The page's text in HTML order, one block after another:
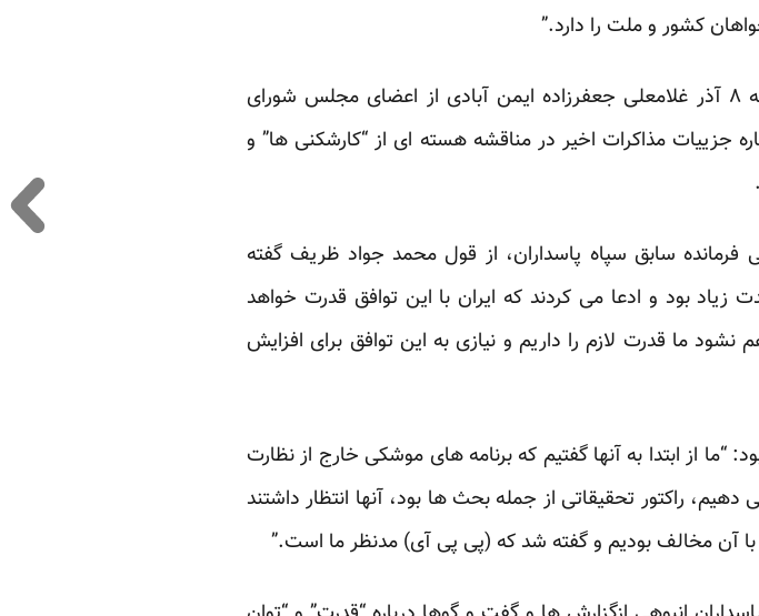
کشور و ملت را دارد.”
این واکنش ها و تاکیدات درحالی مطرح می شود که روز شنبه ۸ آذر غلامعلی جعفرزاده ایمن آبادی از اعضای مجلس شورای
مذاکرات اخیر در مناقشه هسته ای از “کارشکنی ها” و
سابق سپاه پاسداران، از قول محمد جواد ظریف گفته
بود و ادعا می کردند که ایران با این توافق قدرت خواهد
نشود ما قدرت لازم را داریم و نیازی به این توافق برای افزایش
از ابتدا به آنها گفتیم که برنامه های موشکی خارج از نظارت
راکتور تحقیقاتی از جمله بحث ها بود، آنها انتظار داشتند
با آن مخالف بودیم و گفته شد که (پی پی آی) مدنظر ما است.”